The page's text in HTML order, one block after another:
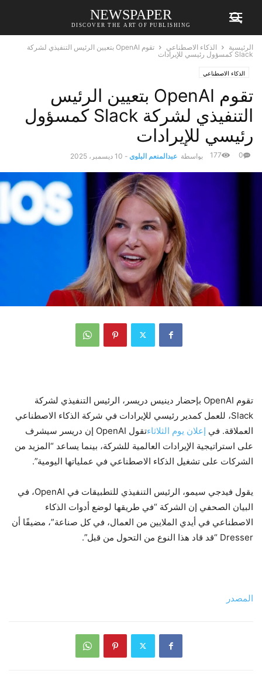
NEWSPAPER
DISCOVER THE ART OF PUBLISHING
الرئيسية الذكاء الاصطناعي
تقوم OpenAI بتعيين الرئيس التنفيذي لشركة
Slack كمسؤول رئيسي للإيرادات
الذكاء الاصطناعي
تقوم OpenAI بتعيين الرئيس
التنفيذي لشركة Slack كمسؤول
رئيسي للإيرادات
بواسطة عبدالمنعم البلوي - 10 ديسمبر، 2025 0
177
تقوم OpenAI بإحضار دينيس دريسر، الرئيس التنفيذي لشركة
Slack، للعمل كمدير رئيسي للإيرادات في شركة الذكاء الاصطناعي
العملاقة. في إعلان يوم الثلاثاء
تقول OpenAI إن دريسر سيشرف
على استراتيجية الإيرادات العالمية للشركة، بينما يساعد “المزيد من
الشركات على تشغيل الذكاء الاصطناعي في عملياتها اليومية”.
يقول فيدجي سيمو، الرئيس التنفيذي للتطبيقات في OpenAI، في
البيان الصحفي إن الشركة “في طريقها لوضع أدوات الذكاء
الاصطناعي في أيدي الملايين من العمال، في كل صناعة”، مضيفًا أن
Dresser “قد قاد هذا النوع من التحول من قبل”.
المصدر